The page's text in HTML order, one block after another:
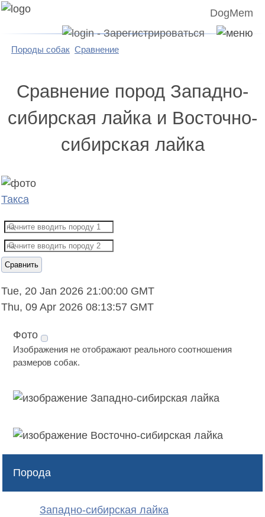
DogMem
Породы собак Сравнение
Сравнение пород Западно-
сибирская лайка и Восточно-
сибирская лайка
Такса
Сравнить
Tue, 20 Jan 2026 21:00:00 GMT
Thu, 09 Apr 2026 08:13:57 GMT
Фото
Изображения не отображают реального соотношения
размеров собак.
Порода
Западно-сибирская лайка